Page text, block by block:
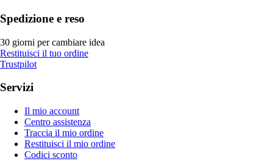
Spedizione e reso
30 giorni per cambiare idea
Restituisci il tuo ordine
Trustpilot
Servizi
Il mio account
Centro assistenza
Traccia il mio ordine
Restituisci il mio ordine
Codici sconto